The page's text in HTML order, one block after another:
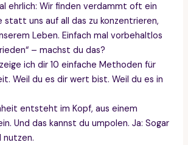
ehrlich: Wir finden verdammt oft ein
statt uns auf all das zu konzentrieren,
Leben. Einfach mal vorbehaltlos
– machst du das?
ich dir 10 einfache Methoden für
Weil du es dir wert bist. Weil du es in
entsteht im Kopf, aus einem
Und das kannst du umpolen. Ja: Sogar
nutzen.